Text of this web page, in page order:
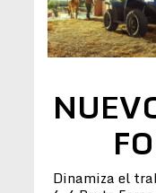
Dinamiza el